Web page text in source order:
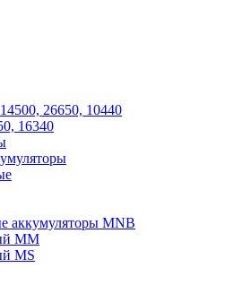
26650, 10440
16340
аккумуляторы MNB
MM
MS